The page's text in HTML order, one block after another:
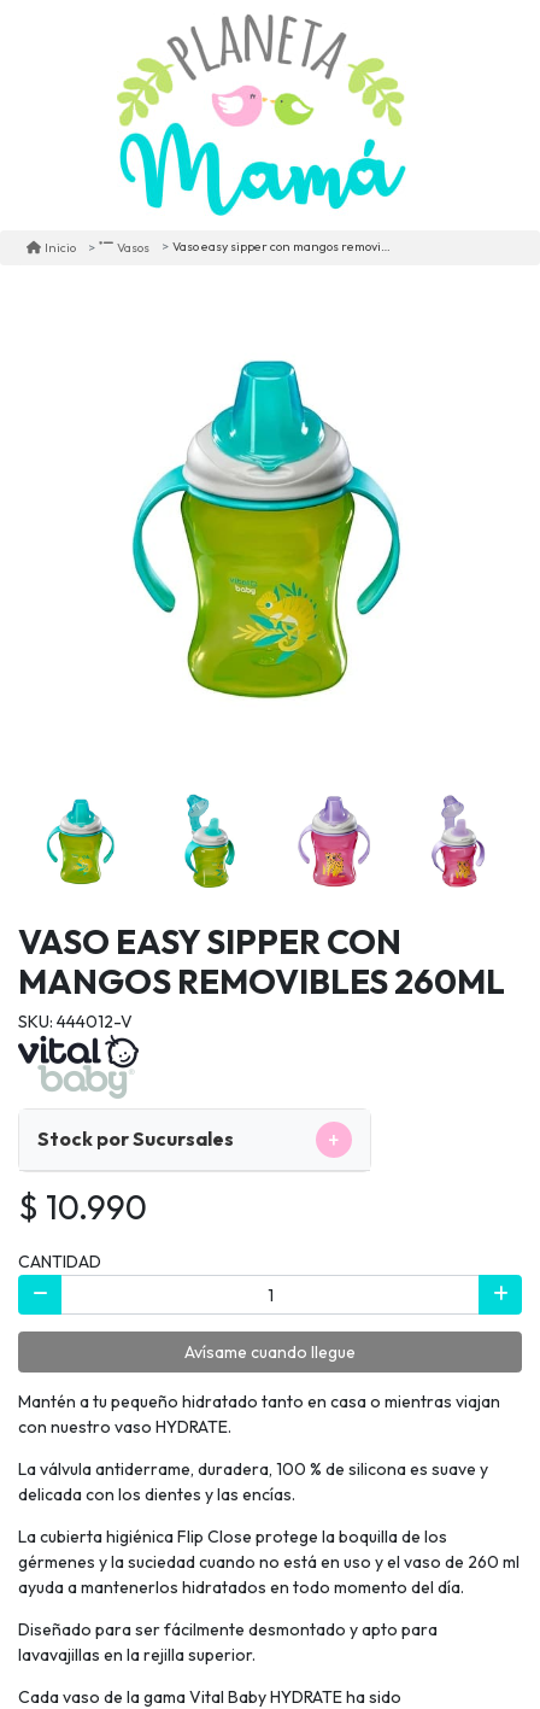
Inicio Vasos Vaso easy sipper con mangos removibles 260ml
VASO EASY SIPPER CON
MANGOS REMOVIBLES 260ML
SKU: 444012-V
Stock por Sucursales +
$ 10.990
CANTIDAD
Avísame cuando llegue
Mantén a tu pequeño hidratado tanto en casa o mientras viajan
con nuestro vaso HYDRATE.
La válvula antiderrame, duradera, 100 % de silicona es suave y
delicada con los dientes y las encías.
La cubierta higiénica Flip Close protege la boquilla de los
gérmenes y la suciedad cuando no está en uso y el vaso de 260 ml
ayuda a mantenerlos hidratados en todo momento del día.
Diseñado para ser fácilmente desmontado y apto para
lavavajillas en la rejilla superior.
Cada vaso de la gama Vital Baby HYDRATE ha sido